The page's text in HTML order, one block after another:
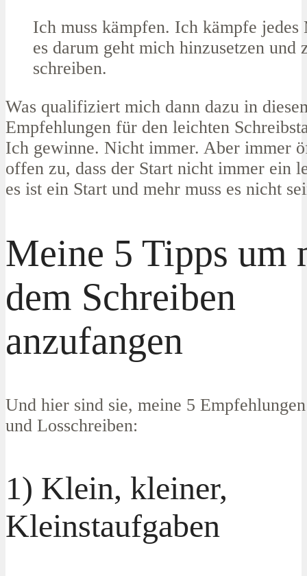
Ich muss kämpfen. Ich kämpfe jedes
es darum geht mich hinzusetzen und
schreiben.
Was qualifiziert mich dann dazu in
Empfehlungen für den leichten
Ich gewinne. Nicht immer. Aber immer
offen zu, dass der Start nicht immer ein
es ist ein Start und mehr muss es nicht
Meine 5 Tipps um
dem Schreiben
anzufangen
Und hier sind sie, meine 5
und Losschreiben:
1) Klein, kleiner,
Kleinstaufgaben